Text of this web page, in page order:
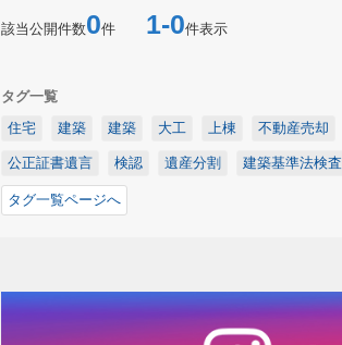
該当公開件数0件 1-0件表示
タグ一覧
住宅
建築 建築 大工 上棟 不動産売却
公正証書遺言 検認 遺産分割 建築基準法検査
タグ一覧ページへ